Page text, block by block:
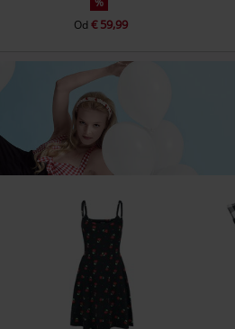
Od€ 59,99